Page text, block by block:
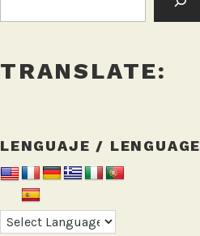
TRANSLATE:
LENGUAJE / LENGUAGE